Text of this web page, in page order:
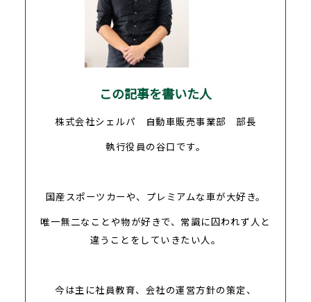
この記事を書いた人
株式会社シェルパ 自動車販売事業部 部長
執行役員の谷口です。
国産スポーツカーや、プレミアムな車が大好き。
唯一無二なことや物が好きで、常識に囚われず人と
違うことをしていきたい人。
今は主に社員教育、会社の運営方針の策定、